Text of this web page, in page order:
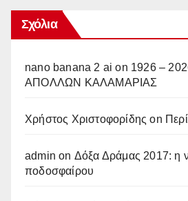
Σχόλια
nano banana 2 ai on 1926 –
ΑΠΟΛΛΩΝ ΚΑΛΑΜΑΡΙΑΣ
Χρήστος Χριστοφορίδης on
admin on Δόξα Δράμας 2017: η
ποδοσφαίρου